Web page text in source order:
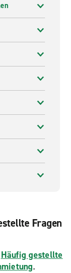
Fragen
Häufig gestellte
.